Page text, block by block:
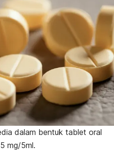
dalam bentuk tablet oral
mg/5ml.